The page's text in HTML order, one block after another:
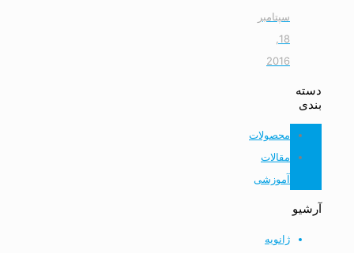
سپتامبر
2016
دسته
بندی
محصولات
مقالات
آموزشی
آرشیو
ژانویه